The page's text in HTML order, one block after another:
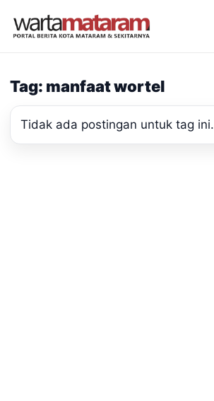
Tag: manfaat wortel
Tidak ada postingan untuk tag ini.